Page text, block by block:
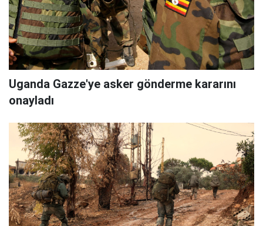
Uganda Gazze'ye asker gönderme kararını
onayladı